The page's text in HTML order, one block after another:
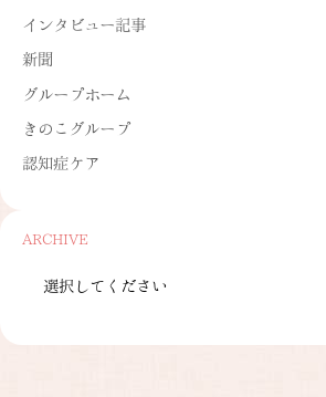
インタビュー記事
新聞
グループホーム
きのこグループ
認知症ケア
ARCHIVE